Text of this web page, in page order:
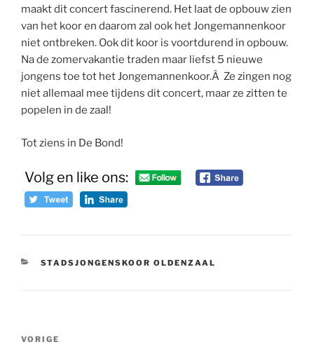
maakt dit concert fascinerend. Het laat de opbouw zien
van het koor en daarom zal ook het Jongemannenkoor
niet ontbreken. Ook dit koor is voortdurend in opbouw.
Na de zomervakantie traden maar liefst 5 nieuwe
jongens toe tot het Jongemannenkoor.Â Ze zingen nog
niet allemaal mee tijdens dit concert, maar ze zitten te
popelen in de zaal!
Tot ziens in De Bond!
Volg en like ons:
CATEGORIEËN
STADSJONGENSKOOR OLDENZAAL
Bericht
Vorig
VORIGE